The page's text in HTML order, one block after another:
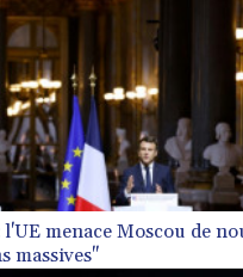
une nouvelle espèce de
ADN a révélé que les tortues
Cristobal, aux Galapagos,
qui n'avait pas encore
jeudi le ministère